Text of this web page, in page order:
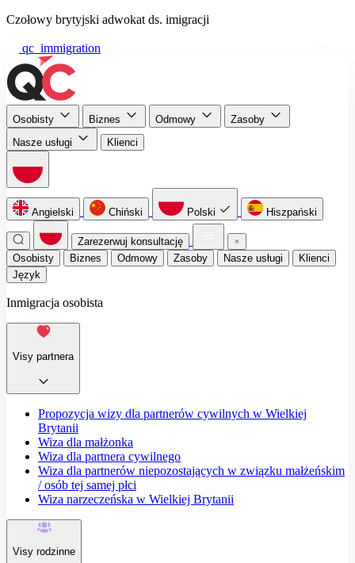
Czołowy brytyjski adwokat ds. imigracji
qc_immigration
Osobisty Biznes Odmowy
Zasoby
Nasze usługi
Klienci
Angielski Chiński Polski Hiszpański
Zarezerwuj konsultację
Osobisty
Biznes Odmowy Zasoby Nasze usługi
Klienci
Język
Inmigracja osobista
Visy partnera
Propozycja wizy dla partnerów cywilnych w Wielkiej
Brytanii
Wiza dla małżonka
Wiza dla partnera cywilnego
Wiza dla partnerów niepozostających w związku małżeńskim
/ osób tej samej płci
Wiza narzeczeńska w Wielkiej Brytanii
Visy rodzinne